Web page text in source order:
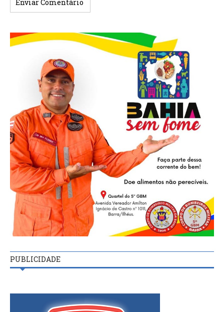
PUBLICIDADE